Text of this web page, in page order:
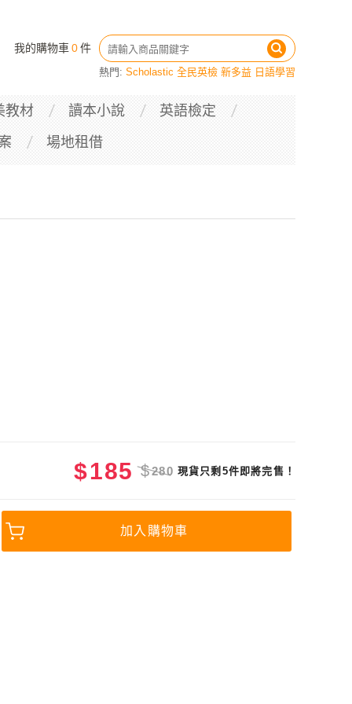
我的購物車 0件
熱門: Scholastic 全民英檢 新多益 日語學習
教材 讀本小說
英語檢定
場地租借
$185 $280 現貨只剩5件即將完售！
加入購物車